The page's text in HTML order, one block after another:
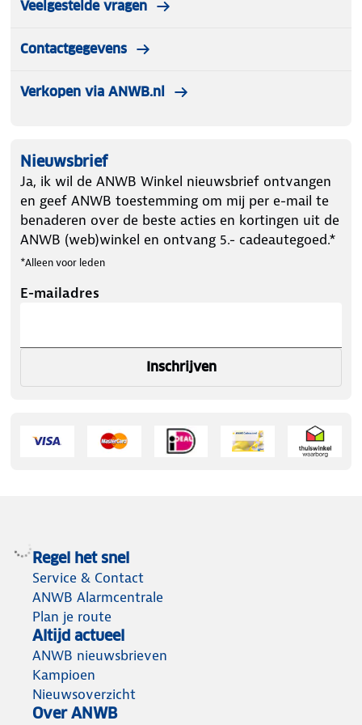
worden gedragen. Artikelen die zijn gedragen
Veelgestelde vragen
Contactgegevens
Verkopen via ANWB.nl
Nieuwsbrief
Ja, ik wil de ANWB Winkel nieuwsbrief ontvangen
en geef ANWB toestemming om mij per e-mail te
benaderen over de beste acties en kortingen uit de
ANWB (web)winkel en ontvang 5.- cadeautegoed.*
*Alleen voor leden
E-mailadres
Inschrijven
Regel het snel
Service & Contact
ANWB Alarmcentrale
Plan je route
Altijd actueel
ANWB nieuwsbrieven
Kampioen
Nieuwsoverzicht
Over ANWB